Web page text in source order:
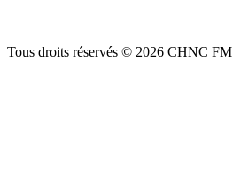
Tous droits réservés © 2026 CHNC FM